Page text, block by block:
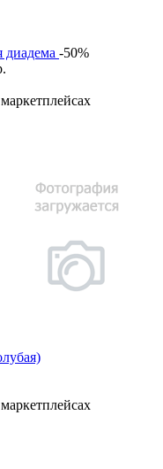
диадема -50%